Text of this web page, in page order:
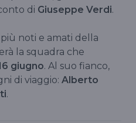
di Giuseppe Verdi.
noti e amati della
la squadra che
giugno. Al suo fianco,
di viaggio: Alberto
.